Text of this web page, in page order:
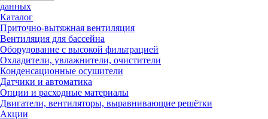
данных
Каталог
Приточно-вытяжная вентиляция
Вентиляция для бассейна
Оборудование с высокой фильтрацией
Охладители, увлажнители, очистители
Конденсационные осушители
Датчики и автоматика
Опции и расходные материалы
Двигатели, вентиляторы, выравнивающие решётки
Акции